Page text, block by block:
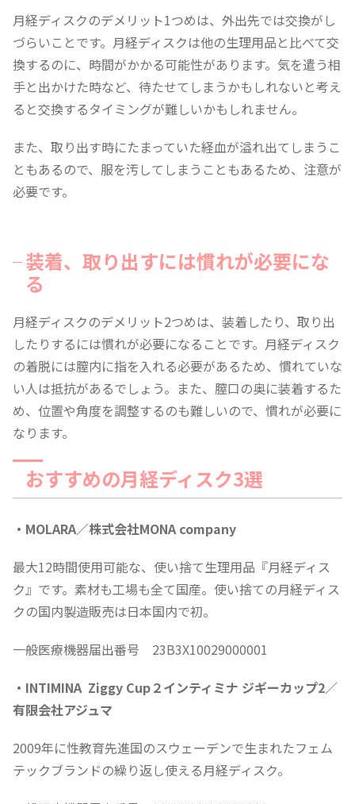
月経ディスクのデメリット1つめは、外出先では交換がし
づらいことです。月経ディスクは他の生理用品と比べて交
換するのに、時間がかかる可能性があります。気を遣う相
手と出かけた時など、待たせてしまうかもしれないと考え
ると交換するタイミングが難しいかもしれません。
また、取り出す時にたまっていた経血が溢れ出てしまうこ
ともあるので、服を汚してしまうこともあるため、注意が
必要です。
装着、取り出すには慣れが必要にな
る
月経ディスクのデメリット2つめは、装着したり、取り出
したりするには慣れが必要になることです。月経ディスク
の着脱には膣内に指を入れる必要があるため、慣れていな
い人は抵抗があるでしょう。また、膣口の奥に装着するた
め、位置や角度を調整するのも難しいので、慣れが必要に
なります。
おすすめの月経ディスク3選
・MOLARA／株式会社MONA company
最大12時間使用可能な、使い捨て生理用品『月経ディス
ク』です。素材も工場も全て国産。使い捨ての月経ディス
クの国内製造販売は日本国内で初。
一般医療機器届出番号 23B3X10029000001
・INTIMINA Ziggy Cup２インティミナ ジギーカップ2／
有限会社アジュマ
2009年に性教育先進国のスウェーデンで生まれたフェム
テックブランドの繰り返し使える月経ディスク。